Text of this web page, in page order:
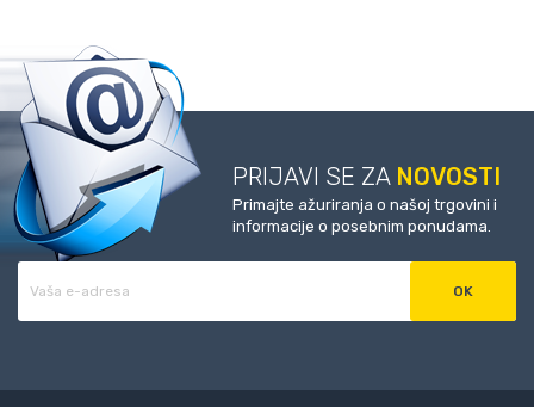
PRIJAVI SE ZA NOVOSTI
Primajte ažuriranja o našoj trgovini i
informacije o posebnim ponudama.